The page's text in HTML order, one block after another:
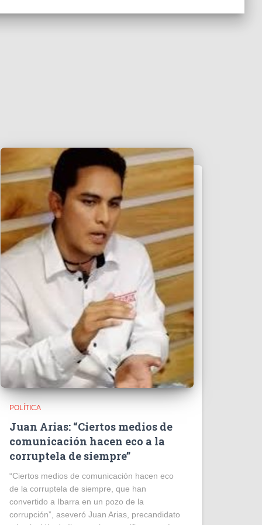
POLÍTICA
Juan Arias: “Ciertos medios de
comunicación hacen eco a la
corruptela de siempre”
“Ciertos medios de comunicación hacen eco
de la corruptela de siempre, que han
convertido a Ibarra en un pozo de la
corrupción”, aseveró Juan Arias, precandidato